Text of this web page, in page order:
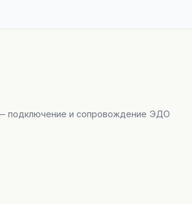
подключение и сопровождение ЭДО